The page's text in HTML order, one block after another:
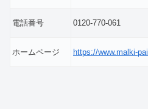
電話番号 0120-770-061
ホームページ https://www.malki-